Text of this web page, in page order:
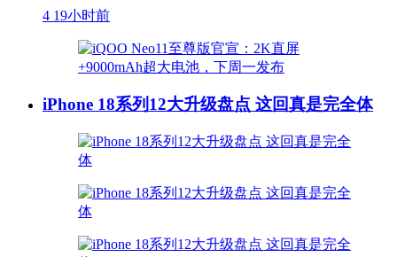
4 19小时前
iPhone 18系列12大升级盘点 这回真是完全体